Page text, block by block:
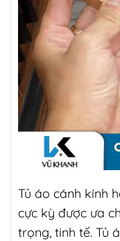
Tủ áo cánh kính
cực kỳ được ưa
trọng, tinh tế. Tủ